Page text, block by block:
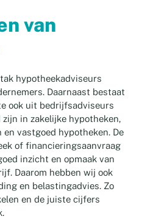
van
hypotheekadviseurs
Daarnaast bestaat
ook uit bedrijfsadviseurs
in zakelijke hypotheken,
vastgoed hypotheken. De
of financieringsaanvraag
inzicht en opmaak van
Daarom hebben wij ook
en belastingadvies. Zo
en de juiste cijfers